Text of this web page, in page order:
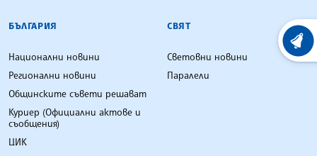
БЪЛГАРСКА ТЕЛЕГРАФНА АГЕНЦИЯ
БЪЛГАРИЯ
Национални новини
Регионални новини
Общинските съвети решават
Куриер (Официални актове и
съобщения)
ЦИК
СВЯТ
Световни новини
Паралели